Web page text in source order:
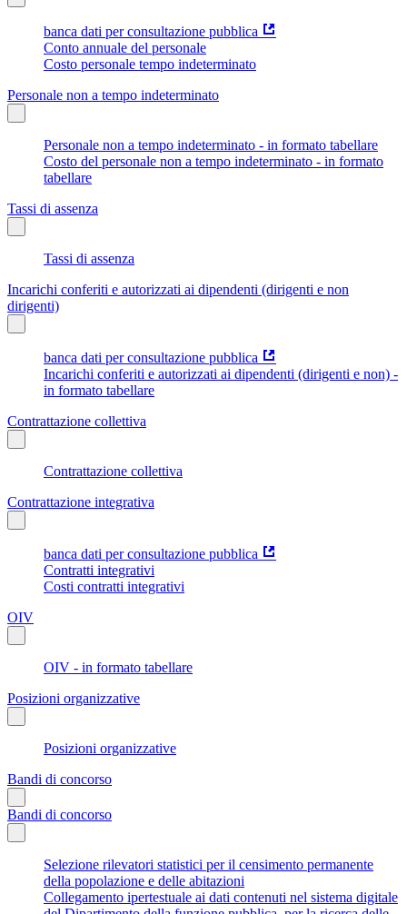
banca dati per consultazione pubblica
Conto annuale del personale
Costo personale tempo indeterminato
Personale non a tempo indeterminato
Personale non a tempo indeterminato - in formato tabellare
Costo del personale non a tempo indeterminato - in formato
tabellare
Tassi di assenza
Tassi di assenza
Incarichi conferiti e autorizzati ai dipendenti (dirigenti e non
dirigenti)
banca dati per consultazione pubblica
Incarichi conferiti e autorizzati ai dipendenti (dirigenti e non) -
in formato tabellare
Contrattazione collettiva
Contrattazione collettiva
Contrattazione integrativa
banca dati per consultazione pubblica
Contratti integrativi
Costi contratti integrativi
OIV
OIV - in formato tabellare
Posizioni organizzative
Posizioni organizzative
Bandi di concorso
Bandi di concorso
Selezione rilevatori statistici per il censimento permanente
della popolazione e delle abitazioni
Collegamento ipertestuale ai dati contenuti nel sistema digitale